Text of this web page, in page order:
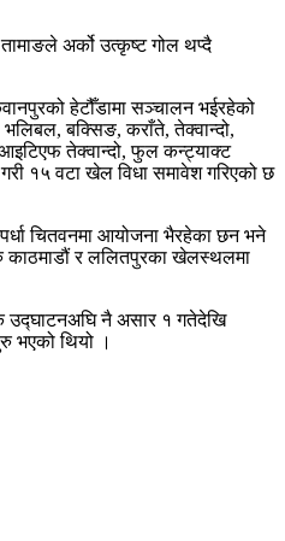
अर्को उत्कृष्ट गोल थप्दै
हेटौँडामा सञ्चालन भईरहेको
बक्सिङ, कराँते, तेक्वान्दो,
तेक्वान्दो, फुल कन्ट्याक्ट
१५ वटा खेल विधा समावेश गरिएको छ
चितवनमा आयोजना भैरहेका छन भने
र ललितपुरका खेलस्थलमा
नै असार १ गतेदेखि
भएको थियो ।